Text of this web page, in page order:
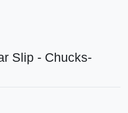
Slip - Chucks-